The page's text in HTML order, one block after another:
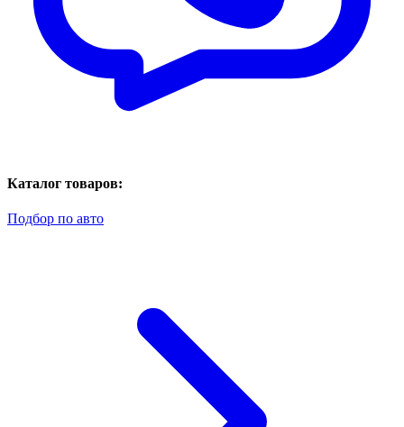
Каталог товаров:
Подбор по авто